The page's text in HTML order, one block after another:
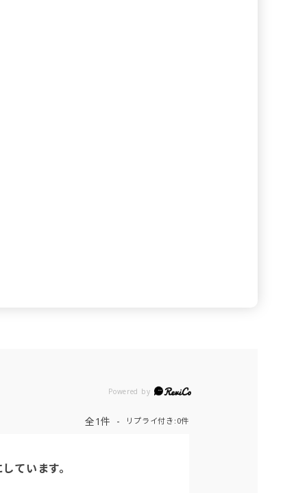
Powered by
全1件 リプライ付き:0件
ています。